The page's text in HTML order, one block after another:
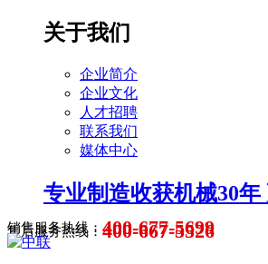
关于我们
企业简介
企业文化
人才招聘
联系我们
媒体中心
专业制造收获机械30
销售服务热线： 400-677-5699
售后服务热线： 400-667-5526